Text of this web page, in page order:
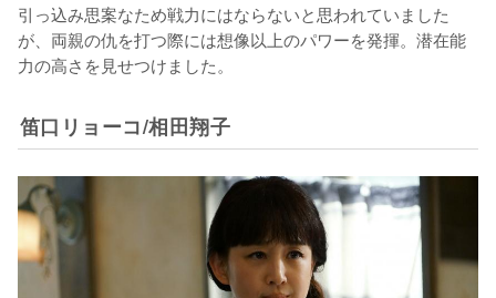
引っ込み思案なため戦力にはならないと思われていました
が、両親の仇を打つ際には想像以上のパワーを発揮。潜在能
力の高さを見せつけました。
笛口リョーコ/相田翔子